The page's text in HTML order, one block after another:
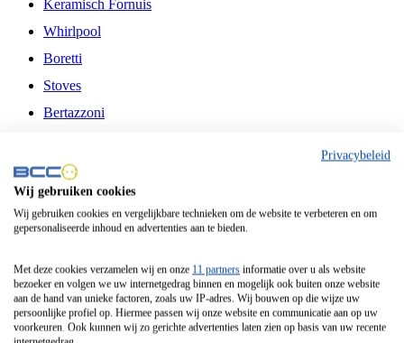
Keramisch Fornuis
Whirlpool
Boretti
Stoves
Bertazzoni
Fitelli
Airfryer
Frituurpan
Contactgrill
Broodbakmachine
Broodrooster
Privacybeleid
Wij gebruiken cookies
Wij gebruiken cookies en vergelijkbare technieken om de website te verbeteren en om
gepersonaliseerde inhoud en advertenties aan te bieden.
Met deze cookies verzamelen wij en onze 11 partners informatie over u als website
bezoeker en volgen we uw internetgedrag binnen en mogelijk ook buiten onze website
aan de hand van unieke factoren, zoals uw IP-adres. Wij bouwen op die wijze uw
persoonlijke profiel op. Hiermee passen wij onze website en communicatie aan op uw
voorkeuren. Ook kunnen wij zo gerichte advertenties laten zien op basis van uw recente